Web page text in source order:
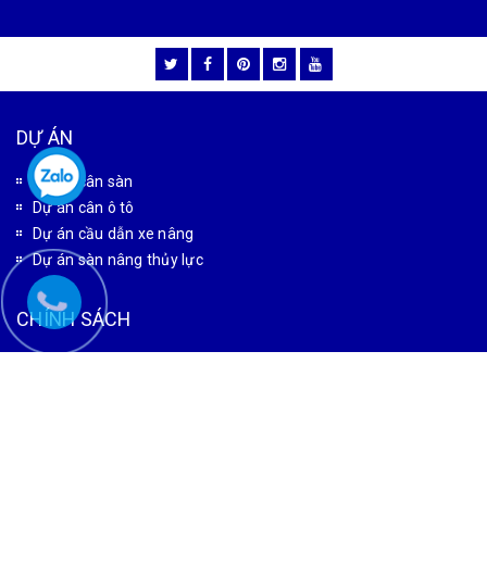
DỰ ÁN
Dự án cân sàn
Dự án cân ô tô
Dự án cầu dẫn xe nâng
Dự án sàn nâng thủy lực
CHÍNH SÁCH